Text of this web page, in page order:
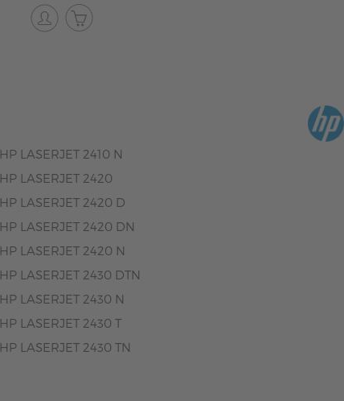
HP LASERJET 2410 N
HP LASERJET 2420
HP LASERJET 2420 D
HP LASERJET 2420 DN
HP LASERJET 2420 N
HP LASERJET 2430 DTN
HP LASERJET 2430 N
HP LASERJET 2430 T
HP LASERJET 2430 TN